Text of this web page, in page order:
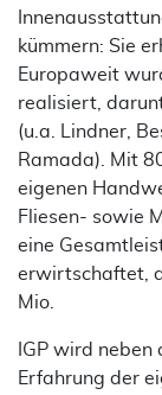
kümmern: Sie
Europaweit
realisiert,
(u.a. Lindner,
Ramada). Mit
eigenen
Fliesen- sowie
eine
erwirtschaftet,
Mio.
IGP wird
Erfahrung der